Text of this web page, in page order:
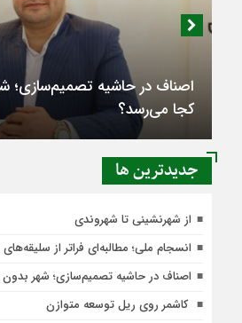
اصناف در حاشیه تصمیم‌سازی؛
کجا می‌رسد؟
جديدترين ها
از شهرنشینی تا شهروندی
انسجام ملی؛ مطالبه‌ای فراتر از
اصناف در حاشیه تصمیم‌سازی؛ شهر بدون
کاشمر روی ریل توسعه متوازن